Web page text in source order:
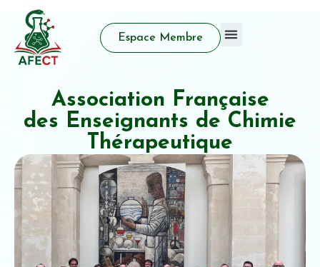
Espace Membre
Association Française
des Enseignants de Chimie
Thérapeutique